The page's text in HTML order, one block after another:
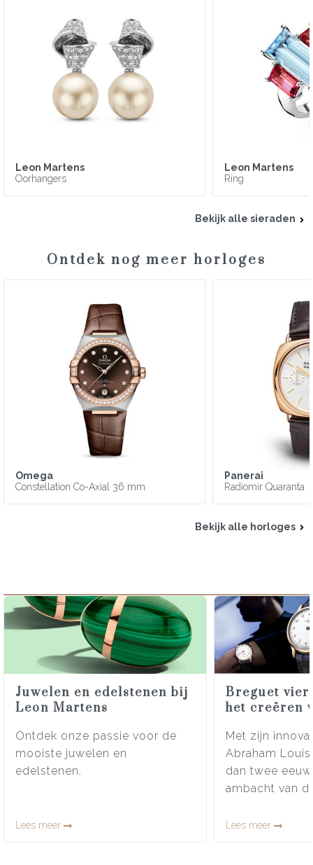
Leon Martens
Oorhangers
Leon Martens
Ring
Bekijk alle sieraden
Ontdek nog meer horloges
Omega
Constellation Co-Axial 36 mm
Panerai
Radiomir Quaranta
Bekijk alle horloges
Juwelen en edelstenen bij
Leon Martens
Ontdek onze passie voor de
mooiste juwelen en
edelstenen.
Lees meer
Breguet
het creëren
Met zijn
Abraham
dan twee
ambacht van
Lees meer